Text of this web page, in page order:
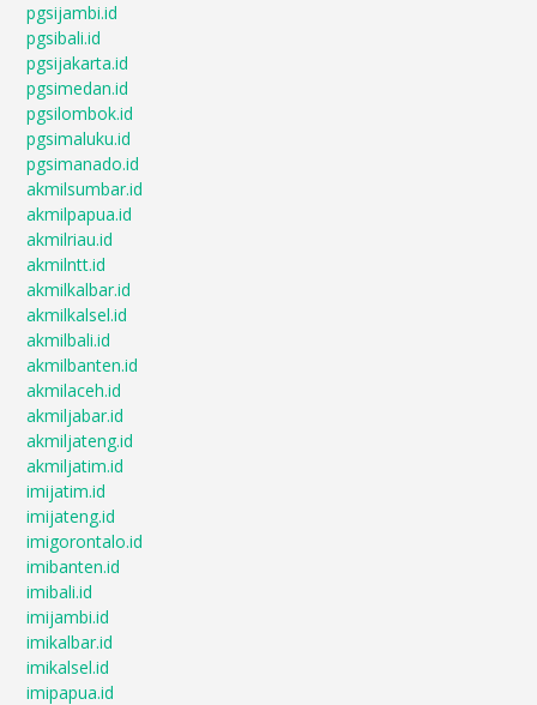
pgsijambi.id
pgsibali.id
pgsijakarta.id
pgsimedan.id
pgsilombok.id
pgsimaluku.id
pgsimanado.id
akmilsumbar.id
akmilpapua.id
akmilriau.id
akmilntt.id
akmilkalbar.id
akmilkalsel.id
akmilbali.id
akmilbanten.id
akmilaceh.id
akmiljabar.id
akmiljateng.id
akmiljatim.id
imijatim.id
imijateng.id
imigorontalo.id
imibanten.id
imibali.id
imijambi.id
imikalbar.id
imikalsel.id
imipapua.id